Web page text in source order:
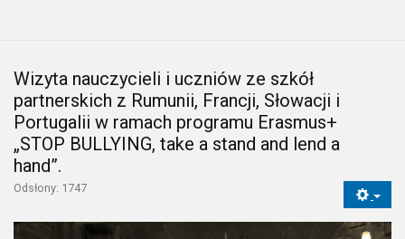
Wizyta nauczycieli i uczniów ze szkół
partnerskich z Rumunii, Francji, Słowacji i
Portugalii w ramach programu Erasmus+
„STOP BULLYING, take a stand and lend a
hand”.
Odsłony: 1747